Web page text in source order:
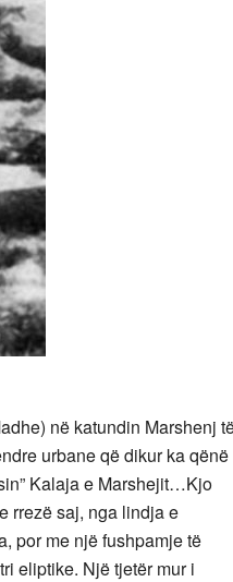
në katundin Marshenj
urbane që dikur ka qënë
Kalaja e Marshejit…Kjo
rrezë saj, nga lindja e
por me një fushpamje të
eliptike. Një tjetër mur i